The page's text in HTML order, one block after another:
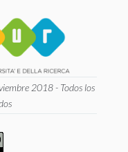
2018 - Todos los